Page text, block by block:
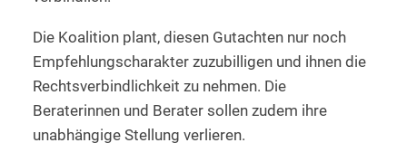
Die Koalition plant, diesen Gutachten nur noch
Empfehlungscharakter zuzubilligen und ihnen die
Rechtsverbindlichkeit zu nehmen. Die
Beraterinnen und Berater sollen zudem ihre
unabhängige Stellung verlieren.